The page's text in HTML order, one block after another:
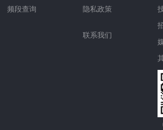
频段查询
隐私政策
联系我们